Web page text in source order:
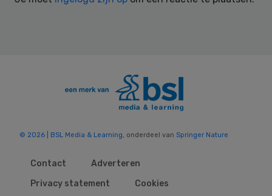
© 2026 | BSL Media & Learning, onderdeel van Springer Nature
Contact
Adverteren
Privacy statement
Cookies